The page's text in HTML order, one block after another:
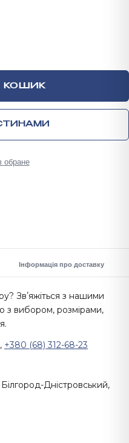
КОШИК
обране
Інформація про доставку
Звʼяжіться з нашими
вибором, розмірами,
, +380 (68) 312-68-23
Білгород-Дністровський,